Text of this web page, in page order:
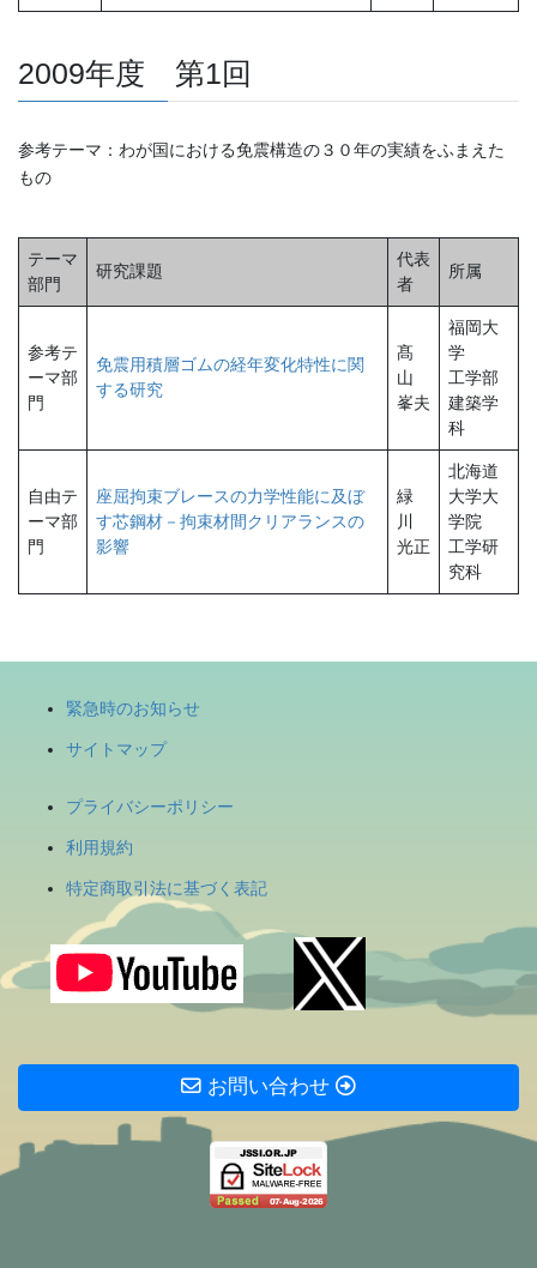
2009年度 第1回
参考テーマ：わが国における免震構造の３０年の実績をふまえた
もの
テーマ
部門
研究課題
代表
者
所属
参考テ
ーマ部
門
免震用積層ゴムの経年変化特性に関
する研究
髙
山
峯夫
福岡大
学
工学部
建築学
科
自由テ
ーマ部
門
座屈拘束ブレースの力学性能に及ぼ
す芯鋼材－拘束材間クリアランスの
影響
緑
川
光正
北海道
大学大
学院
工学研
究科
緊急時のお知らせ
サイトマップ
プライバシーポリシー
利用規約
特定商取引法に基づく表記
お問い合わせ